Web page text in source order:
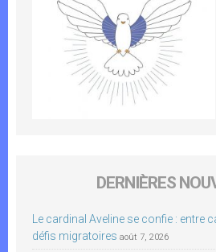
DERNIÈRES
Le cardinal Aveline se confie : entre
défis migratoires août 7, 2026